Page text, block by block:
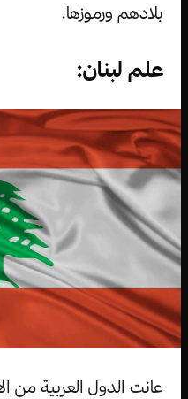
بلادهم ورموزها.
علم لبنان:
عانت الدول العربية من